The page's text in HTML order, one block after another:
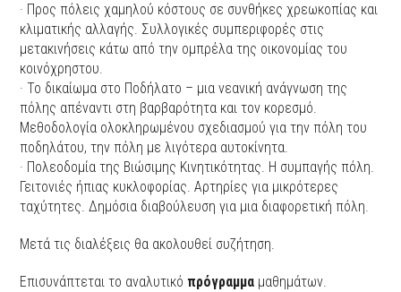
· Προς πόλεις χαμηλού κόστους σε συνθήκες χρεωκοπίας και
κλιματικής αλλαγής. Συλλογικές συμπεριφορές στις
μετακινήσεις κάτω από την ομπρέλα της οικονομίας του
κοινόχρηστου.
· Το δικαίωμα στο Ποδήλατο – μια νεανική ανάγνωση της
πόλης απέναντι στη βαρβαρότητα και τον κορεσμό.
Μεθοδολογία ολοκληρωμένου σχεδιασμού για την πόλη του
ποδηλάτου, την πόλη με λιγότερα αυτοκίνητα.
· Πολεοδομία της Βιώσιμης Κινητικότητας. Η συμπαγής πόλη.
Γειτονιές ήπιας κυκλοφορίας. Αρτηρίες για μικρότερες
ταχύτητες. Δημόσια διαβούλευση για μια διαφορετική πόλη.
Μετά τις διαλέξεις θα ακολουθεί συζήτηση.
Επισυνάπτεται το αναλυτικόπρόγραμμα μαθημάτων.